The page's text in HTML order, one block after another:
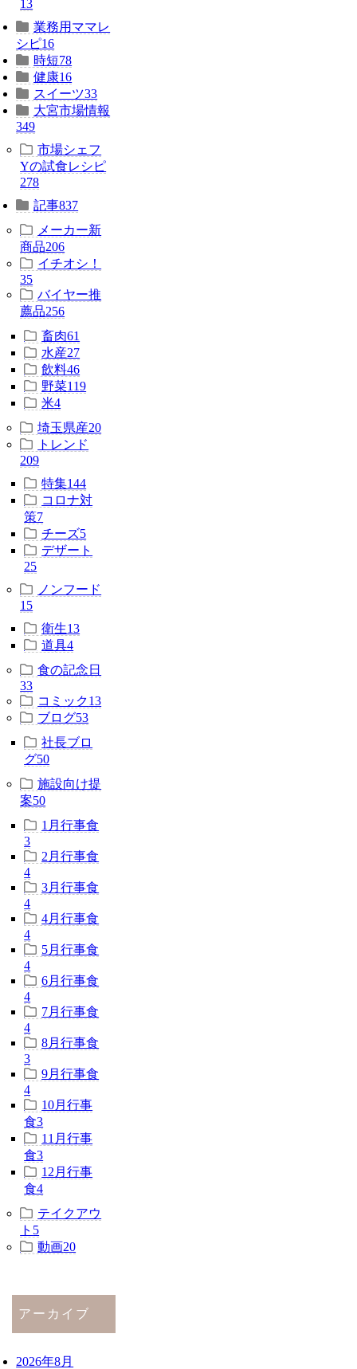
13
業務用ママレ
シピ16
時短78
健康16
スイーツ33
大宮市場情報
349
市場シェフ
Yの試食レシピ
278
記事837
メーカー新
商品206
イチオシ！
35
バイヤー推
薦品256
畜肉61
水産27
飲料46
野菜119
米4
埼玉県産20
トレンド
209
特集144
コロナ対
策7
チーズ5
デザート
25
ノンフード
15
衛生13
道具4
食の記念日
33
コミック13
ブログ53
社長ブロ
グ50
施設向け提
案50
1月行事食
3
2月行事食
4
3月行事食
4
4月行事食
4
5月行事食
4
6月行事食
4
7月行事食
4
8月行事食
3
9月行事食
4
10月行事
食3
11月行事
食3
12月行事
食4
テイクアウ
ト 5
動画20
アーカイブ
2026年8月